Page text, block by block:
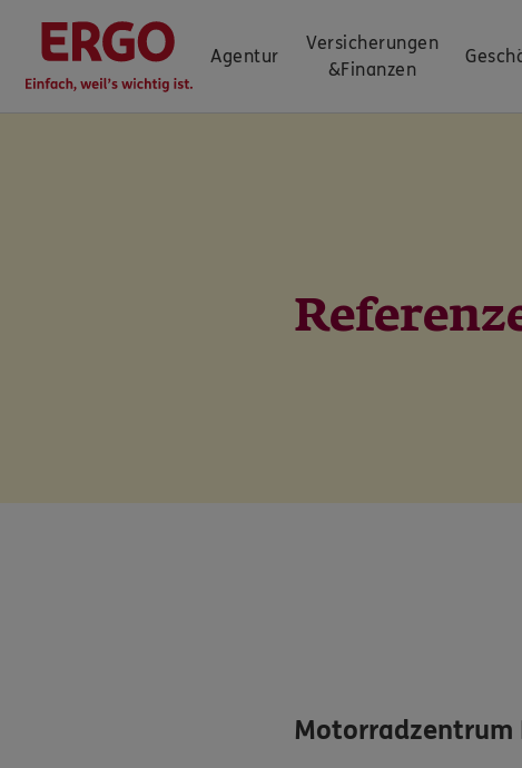
Agentur
Versicherungen
&Finanzen
Motorradzentrum